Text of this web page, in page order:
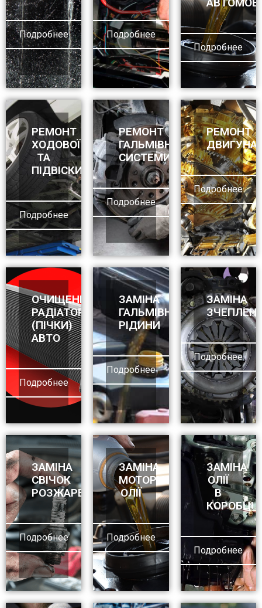
Подробнее Подробнее
Подробнее
РЕМОНТ
ХОДОВОЇ
ТА
ПІДВІСКИ
Подробнее
РЕМОНТ
ГАЛЬМІВНОЇ
СИСТЕМИ
Подробнее
РЕМОНТ
ДВИГУНА
Подробнее
ОЧИЩЕННЯ
РАДІАТОРА
(ПІЧКИ)
АВТО
Подробнее
ЗАМІНА
ГАЛЬМІВНОЇ
РІДИНИ
Подробнее
ЗАМІНА
Подробнее
ЗАМІНА
СВІЧОК
РОЗЖАРЕННЯ
Подробнее
ЗАМІНА
МОТОРНОЇ
ОЛІЇ
Подробнее
ЗАМІНА
ОЛІЇ
В
КОРОБЦІ
Подробнее